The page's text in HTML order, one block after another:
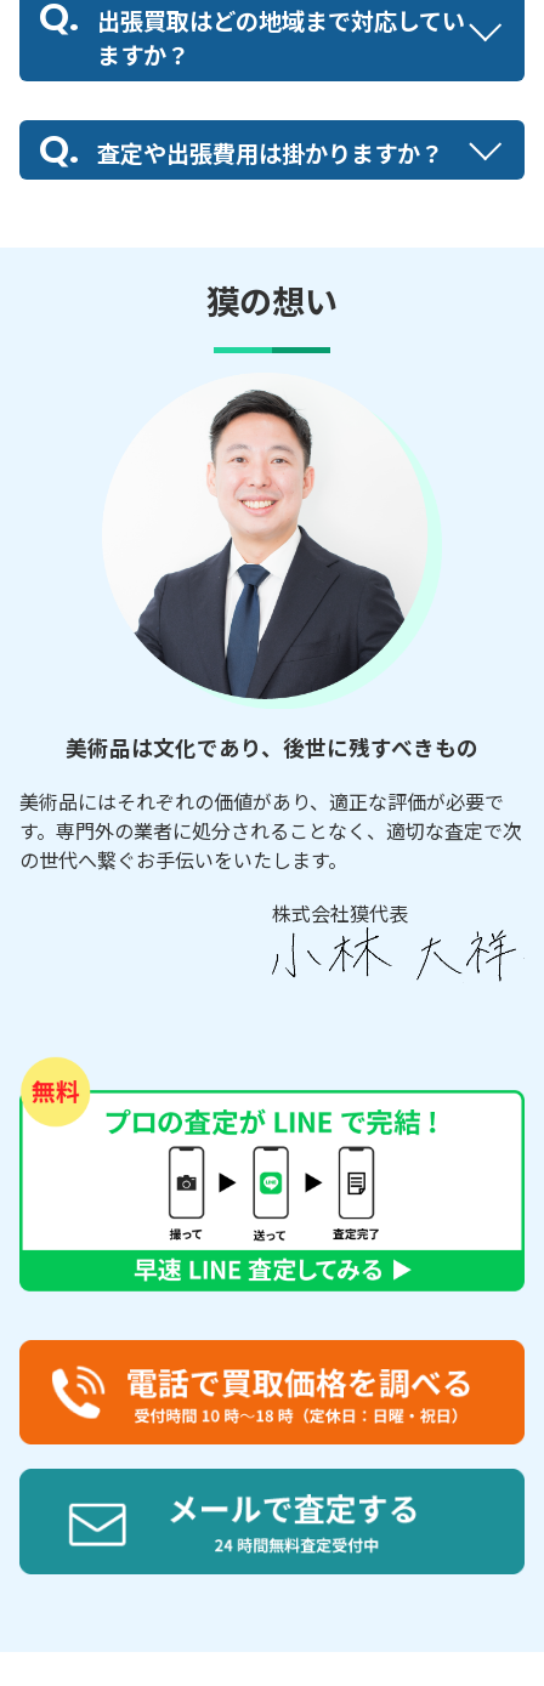
出張買取はどの地域まで対応してい
ますか？
査定や出張費用は掛かりますか？
獏の想い
美術品は文化であり、後世に残すべきもの
美術品にはそれぞれの価値があり、適正な評価が必要で
す。専門外の業者に処分されることなく、適切な査定で次
の世代へ繋ぐお手伝いをいたします。
株式会社獏代表